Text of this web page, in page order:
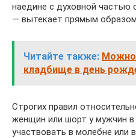
наедине с духовной частью
— вытекает прямым образом
Читайте также: Можно
кладбище в день
Строгих правил
женщин или шорт у мужчин в
участвовать в молебне или